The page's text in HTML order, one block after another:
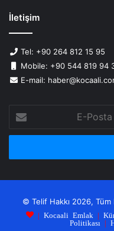
İletişim
Tel: +90 264 812 15 95
Mobile: +90 544 819 94
E-mail:
Posta
adresinizi
© Telif Hakkı 2026, Tüm
| Kocaali Emlak |
Politikası |